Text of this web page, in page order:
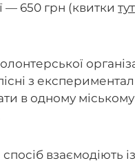
— 650 грн (квиткитут
з
в одному міському
взаємодіють